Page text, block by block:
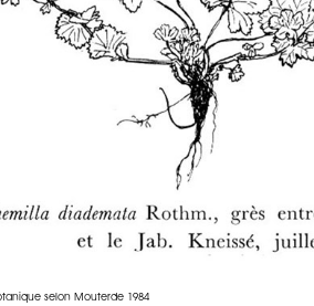
selon Mouterde 1984